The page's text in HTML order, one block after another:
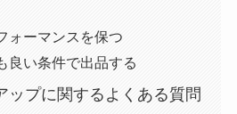
ォーマンスを保つ
良い条件で出品する
ップに関するよくある質問